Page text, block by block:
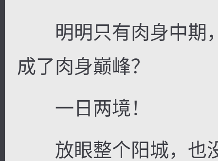
明明只有肉身中期
成了肉身巅峰？
一日两境！
放眼整个阳城，也